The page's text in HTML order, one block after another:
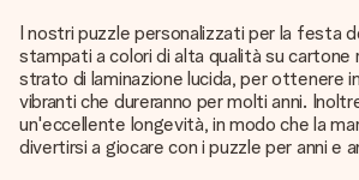
I nostri puzzle personalizzati per la festa
stampati a colori di alta qualità su cartone
strato di laminazione lucida, per ottenere
vibranti che dureranno per molti anni.
un'eccellente longevità, in modo che la
divertirsi a giocare con i puzzle per anni e